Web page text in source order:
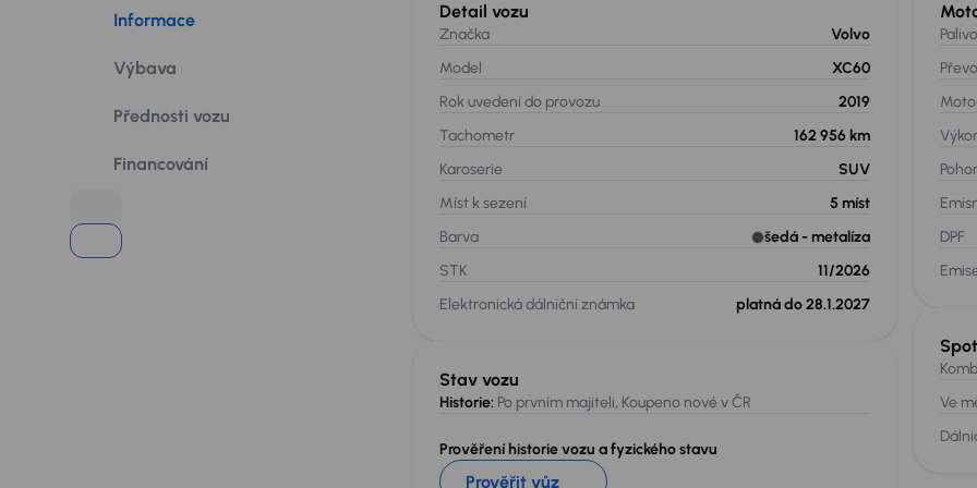
Informace
Výbava
Přednosti vozu
Financování
Detail vozu
Značka
Volvo
Model
XC60
Rok uvedení do provozu
2019
Tachometr
162 956 km
Karoserie
SUV
Míst k sezení
5 míst
Barva
šedá - metalíza
STK
11/2026
Elektronická dálniční známka
platná do 28.1.2027
Stav vozu
Historie: Po prvním majiteli, Koupeno nové v ČR
Prověření historie vozu a fyzického stavu
Prověřit vůz
Palivo
DPF
Ve